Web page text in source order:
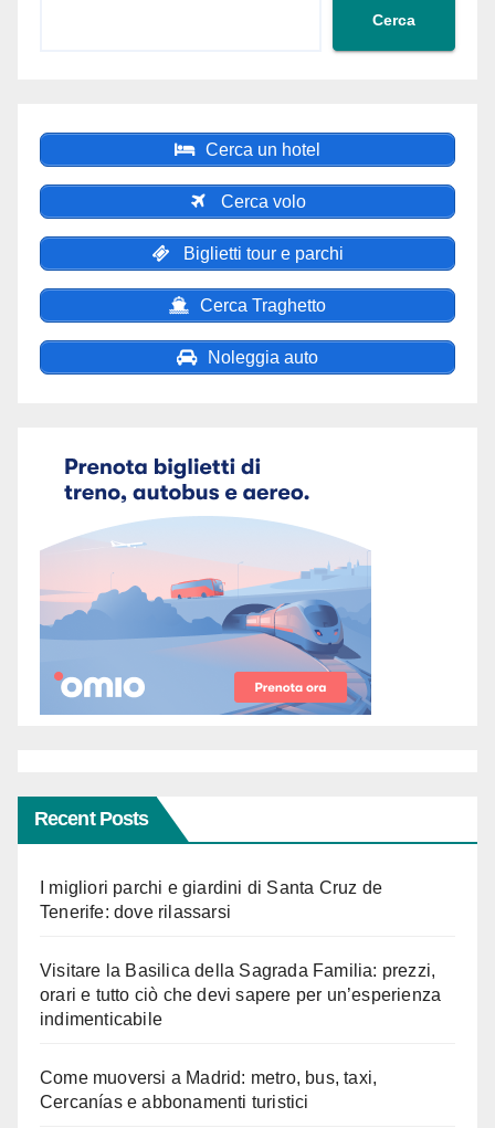
Cerca
Cerca un hotel
Cerca volo
Biglietti tour e parchi
Cerca Traghetto
Noleggia auto
Recent Posts
I migliori parchi e giardini di Santa Cruz de
Tenerife: dove rilassarsi
Visitare la Basilica della Sagrada Familia: prezzi,
orari e tutto ciò che devi sapere per un’esperienza
indimenticabile
Come muoversi a Madrid: metro, bus, taxi,
Cercanías e abbonamenti turistici